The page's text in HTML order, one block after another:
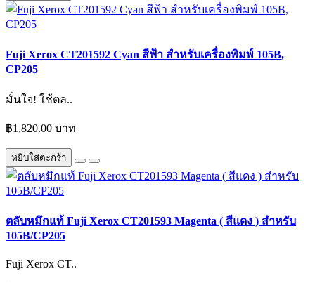
Fuji Xerox CT201592 Cyan สีฟ้า สำหรับเครื่องพิมพ์ 105B,
CP205
มั่นใจ! ใช้ตล..
฿1,820.00 บาท
หยิบใส่ตะกร้า
ตลับหมึกแท้ Fuji Xerox CT201593 Magenta ( สีแดง ) สำหรับ
105B/CP205
Fuji Xerox CT..